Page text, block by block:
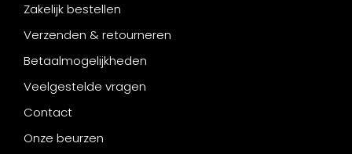
Zakelijk bestellen
Verzenden & retourneren
Betaalmogelijkheden
Veelgestelde vragen
Contact
Onze beurzen